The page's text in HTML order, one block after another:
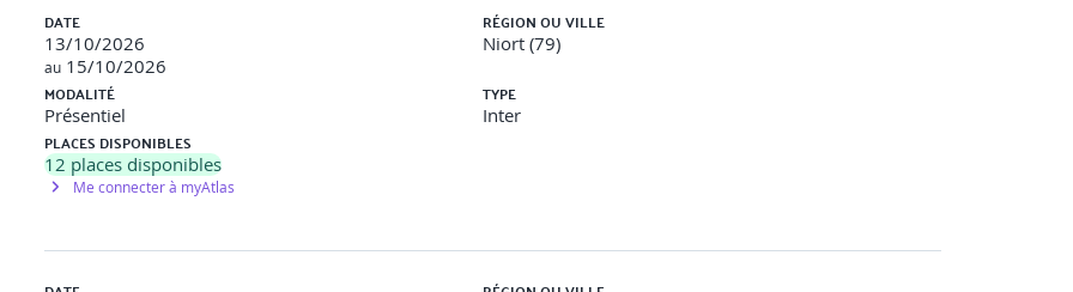
un mail à inscriptionopco@orsys.fr en joignant votre demande de prise en charge Atlas au format PDF et
DATE
13/10/2026
au 15/10/2026
RÉGION OU VILLE
Niort (79)
MODALITÉ
Présentiel
TYPE
Inter
PLACES DISPONIBLES
12 places disponibles
Me connecter à myAtlas